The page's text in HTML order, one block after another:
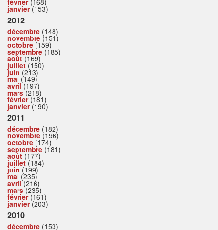
janvier(153)
2012
décembre (148)
novembre (151)
octobre (159)
septembre (185)
août (169)
juillet(150)
juin (213)
mai (149)
avril(197)
mars(218)
février(181)
janvier(190)
2011
décembre (182)
novembre (196)
octobre (174)
septembre (181)
août (177)
juillet(184)
juin (199)
mai (235)
avril(216)
mars(235)
février(161)
janvier(203)
2010
décembre (153)